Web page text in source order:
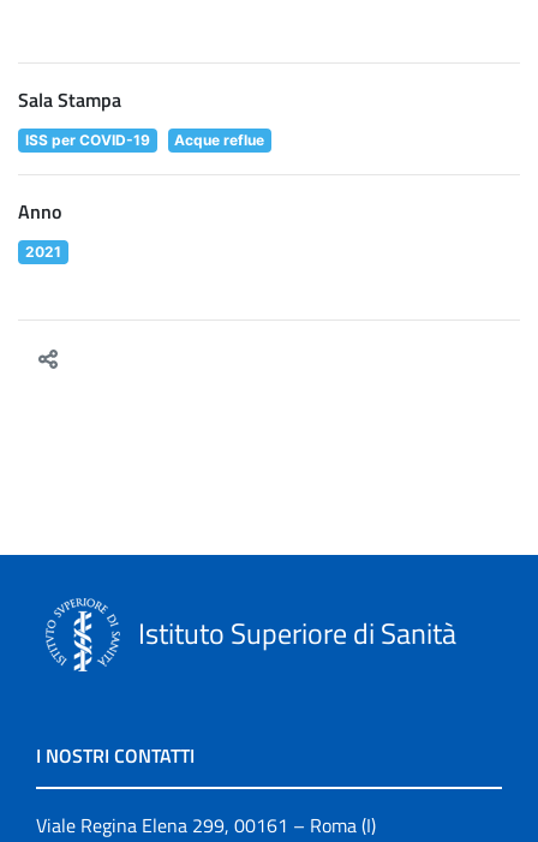
Sala Stampa
ISS per COVID-19 Acque reflue
Anno
2021
Istituto Superiore di Sanità
I NOSTRI CONTATTI
Viale Regina Elena 299, 00161 – Roma (I)